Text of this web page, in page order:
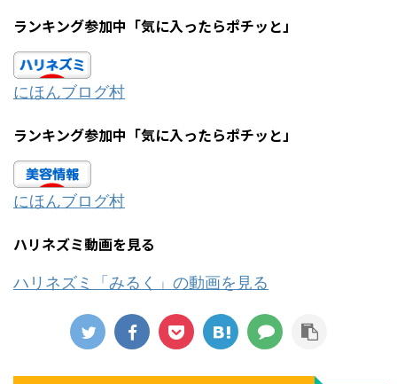
ランキング参加中「気に入ったらポチッと」
にほんブログ村
ランキング参加中「気に入ったらポチッと」
にほんブログ村
ハリネズミ動画を見る
ハリネズミ「みるく」の動画を見る